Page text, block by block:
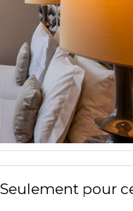
Seulement pour